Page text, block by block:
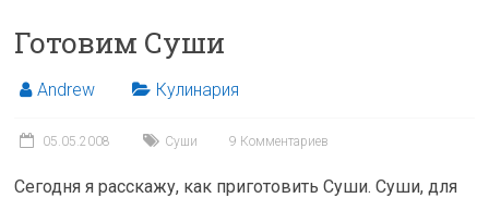
Готовим Суши
Andrew Кулинария
05.05.2008 Суши 9 Комментариев
Сегодня я расскажу, как приготовить Суши. Суши, для